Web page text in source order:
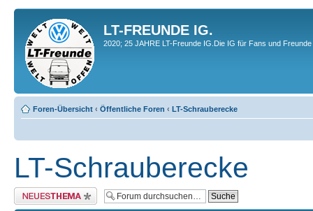
LT-FREUNDE IG.
2020; 25 JAHRE LT-Freunde IG.Die IG für Fans und
Foren-Übersicht ‹ Öffentliche Foren ‹ LT-Schrauberecke
LT-Schrauberecke
Neues Thema erstellen